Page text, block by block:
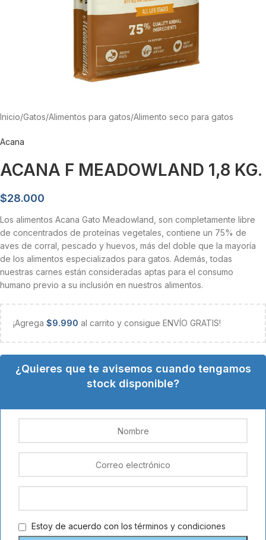
Inicio/Gatos/Alimentos para gatos/Alimento seco para gatos
Acana
ACANA F MEADOWLAND 1,8 KG.
$28.000
Los alimentos Acana Gato Meadowland, son completamente libre
de concentrados de proteínas vegetales, contiene un 75% de
aves de corral, pescado y huevos, más del doble que la mayoría
de los alimentos especializados para gatos. Además, todas
nuestras carnes están consideradas aptas para el consumo
humano previo a su inclusión en nuestros alimentos.
¡Agrega $9.990 al carrito y consigue ENVÍO GRATIS!
¿Quieres que te avisemos cuando tengamos
stock disponible?
Estoy de acuerdo con lostérminos y condiciones